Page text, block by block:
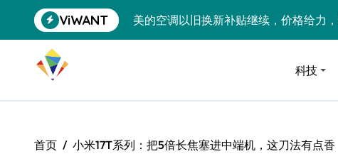
到
ViWANT
美的空调以旧换新补贴继续，价格给力，
黄金瞬间冲破4200，白银狂飙3.5%！
特斯拉中国卖第五，丰田一季净赚两个
科技
首页 小米17T系列：把5倍长焦塞进中端机，这刀法有点香